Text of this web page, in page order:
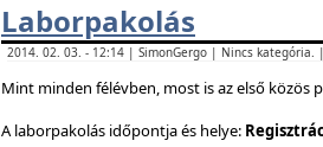
Laborpakolás
2014. 02. 03. - 12:14 | SimonGergo | Nincs kategória. |
Mint minden félévben, most is az első
A laborpakolás időpontja és helye: